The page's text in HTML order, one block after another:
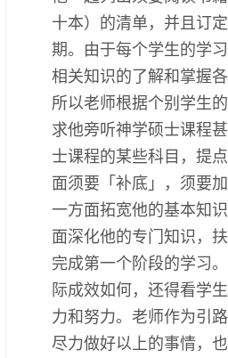
十本）的清单，并且订
期。由于每个学生的学
相关知识的了解和掌握各
所以老师根据个别学生
求他旁听神学硕士课程
士课程的某些科目，提
面须要「补底」，须要
一方面拓宽他的基本知
面深化他的专门知识，
完成第一个阶段的学习
际成效如何，还得看学
力和努力。老师作为引
尽力做好以上的事情，